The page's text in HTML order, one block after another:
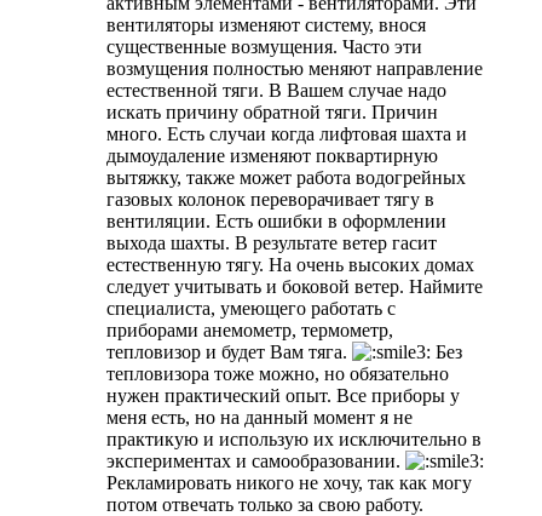
вентиляторы изменяют систему, внося
существенные возмущения. Часто эти
возмущения полностью меняют направление
естественной тяги. В Вашем случае надо
искать причину обратной тяги. Причин
много. Есть случаи когда лифтовая шахта и
дымоудаление изменяют поквартирную
вытяжку, также может работа водогрейных
газовых колонок переворачивает тягу в
вентиляции. Есть ошибки в оформлении
выхода шахты. В результате ветер гасит
естественную тягу. На очень высоких домах
следует учитывать и боковой ветер. Наймите
специалиста, умеющего работать с
приборами анемометр, термометр,
тепловизор и будет Вам тяга.
Без
тепловизора тоже можно, но обязательно
нужен практический опыт. Все приборы у
меня есть, но на данный момент я не
практикую и использую их исключительно в
экспериментах и самообразовании.
Рекламировать никого не хочу, так как могу
потом отвечать только за свою работу.